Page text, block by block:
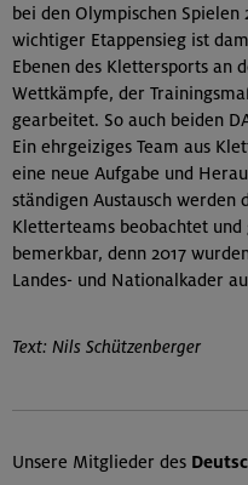
bei den Olympischen
wichtiger Etappensieg ist
Ebenen des Klettersports an
Wettkämpfe, der
gearbeitet. So auch beiden
Ein ehrgeiziges Team aus
eine neue Aufgabe und
ständigen Austausch werden
Kletterteams beobachtet
bemerkbar, denn 2017
Landes- und Nationalkader
Text: Nils Schützenberger
Unsere Mitglieder des